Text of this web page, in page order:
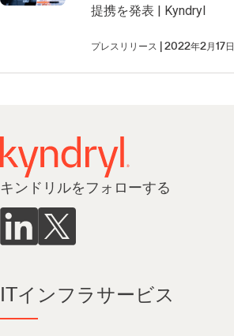
提携を発表 | Kyndryl
プレスリリース 2022年2月17日
キンドリルをフォローする
ITインフラサービス